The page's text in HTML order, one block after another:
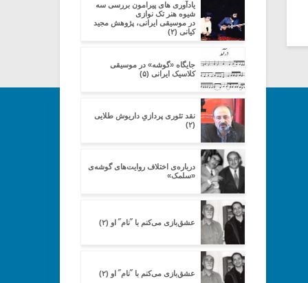
یادآوری های پیرامون بررسی سه
شیوه هنر تک نوازی
در موسیقی ایرانی، پژوهش مجید
کیانی (۲)
جایگاه «گوشه» در موسیقی
کلاسیک ایرانی (۵)
نقد تئوری پردازیِ داریوش طلایی
(۲)
درباره‌ی اختلاف روایت‌های گوشه‌ی
«سلمک»
عشق‌بازی می‌کنم با ˝نام˝ او (۲)
عشق‌بازی می‌کنم با ˝نام˝ او (۲)